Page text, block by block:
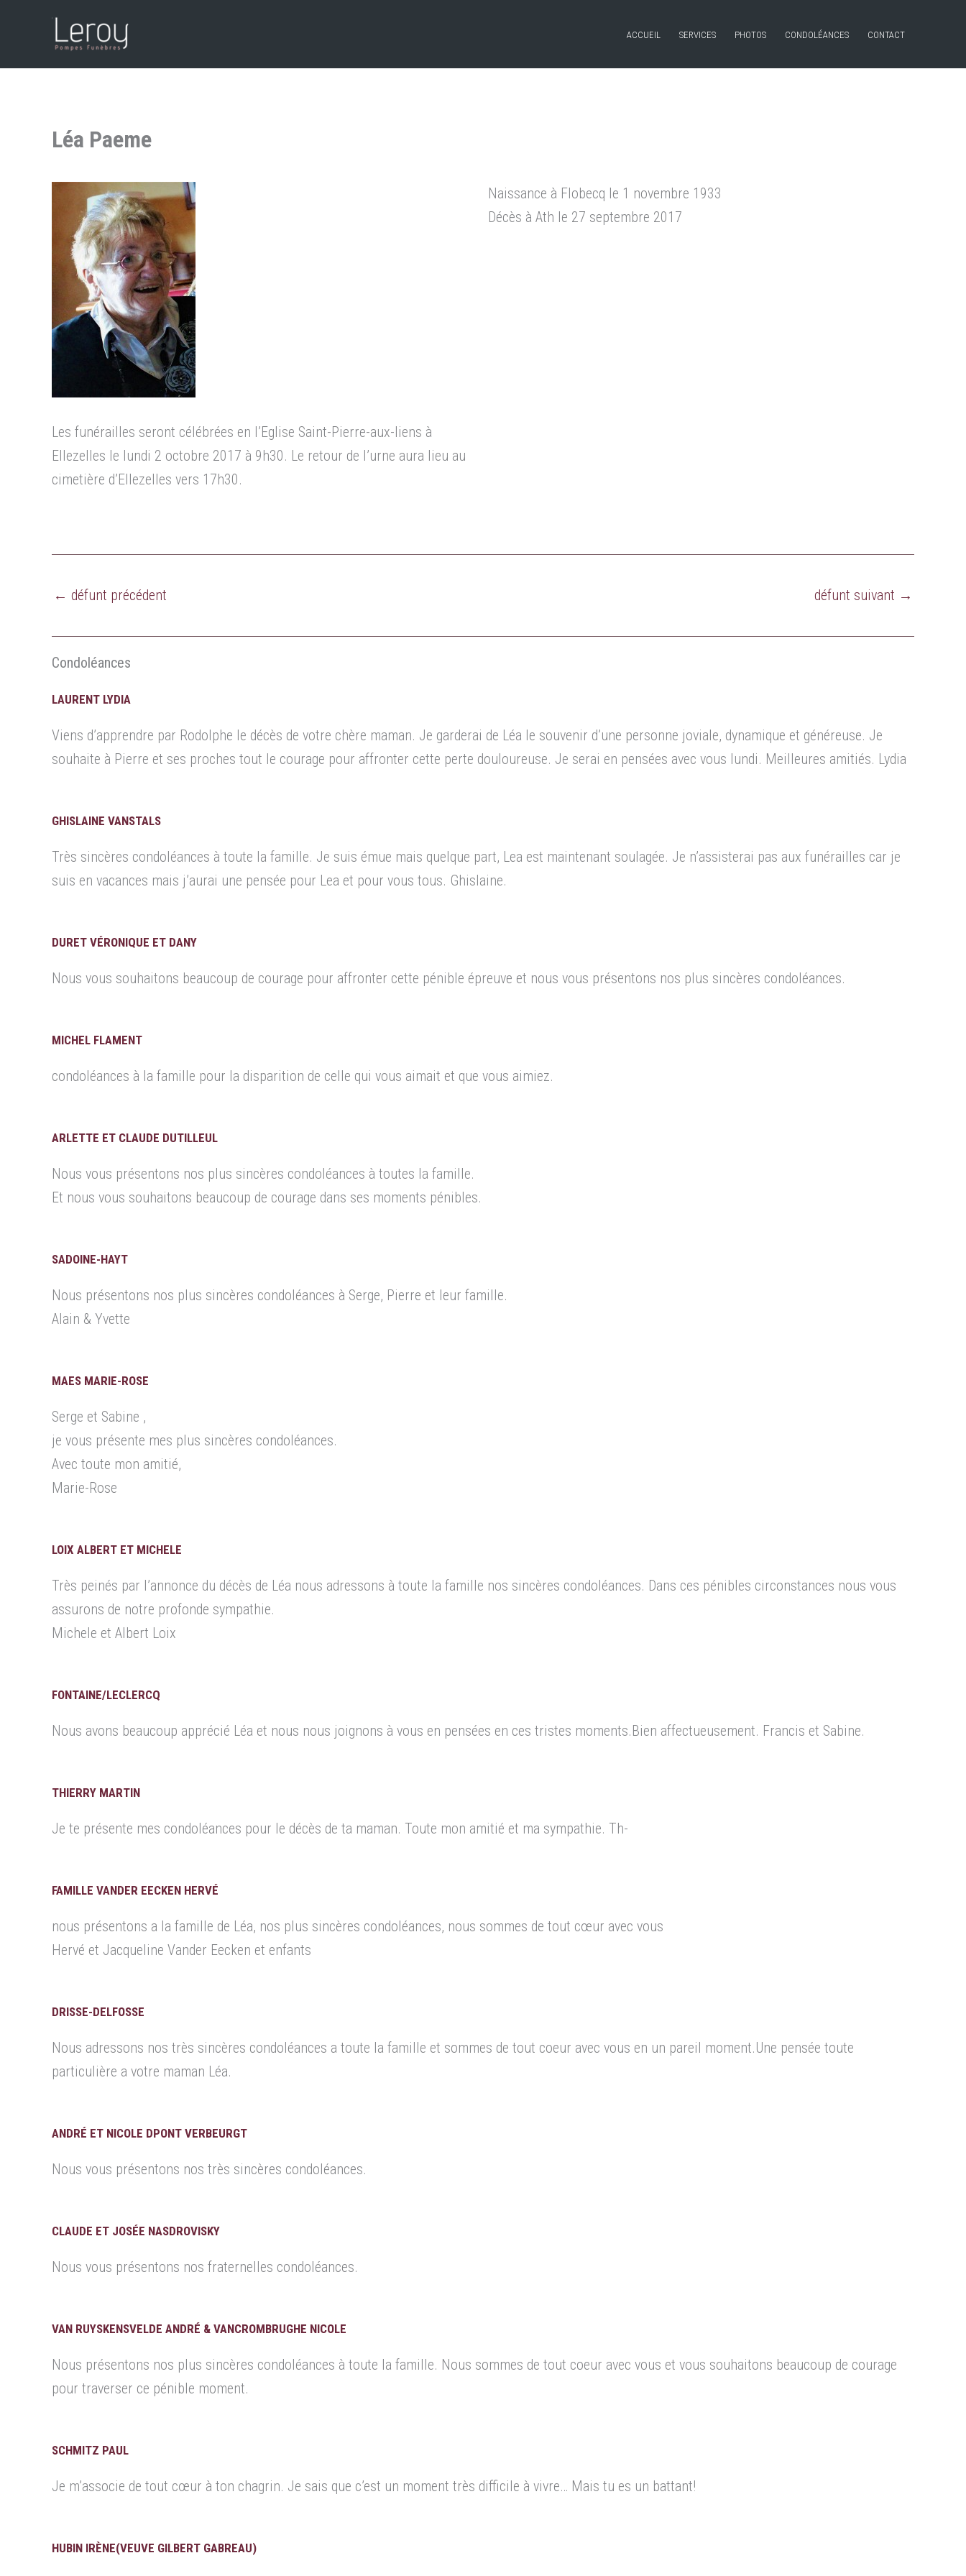
ACCUEIL SERVICES PHOTOS CONDOLÉANCES CONTACT
Léa Paeme
Les funérailles seront célébrées en l’Eglise Saint-Pierre-aux-liens à
Ellezelles le lundi 2 octobre 2017 à 9h30. Le retour de l’urne aura lieu au
cimetière d’Ellezelles vers 17h30.
Naissance à Flobecq le 1 novembre 1933
Décès à Ath le 27 septembre 2017
← défunt précédent défunt suivant →
Condoléances
LAURENT LYDIA
Viens d’apprendre par Rodolphe le décès de votre chère maman. Je garderai de Léa le souvenir d’une personne joviale, dynamique et généreuse. Je
souhaite à Pierre et ses proches tout le courage pour affronter cette perte douloureuse. Je serai en pensées avec vous lundi. Meilleures amitiés. Lydia
GHISLAINE VANSTALS
Très sincères condoléances à toute la famille. Je suis émue mais quelque part, Lea est maintenant soulagée. Je n’assisterai pas aux funérailles car je
suis en vacances mais j’aurai une pensée pour Lea et pour vous tous. Ghislaine.
DURET VÉRONIQUE ET DANY
Nous vous souhaitons beaucoup de courage pour affronter cette pénible épreuve et nous vous présentons nos plus sincères condoléances.
MICHEL FLAMENT
condoléances à la famille pour la disparition de celle qui vous aimait et que vous aimiez.
ARLETTE ET CLAUDE DUTILLEUL
Nous vous présentons nos plus sincères condoléances à toutes la famille.
Et nous vous souhaitons beaucoup de courage dans ses moments pénibles.
SADOINE-HAYT
Nous présentons nos plus sincères condoléances à Serge, Pierre et leur famille.
Alain & Yvette
MAES MARIE-ROSE
Serge et Sabine ,
je vous présente mes plus sincères condoléances.
Avec toute mon amitié,
Marie-Rose
LOIX ALBERT ET MICHELE
Très peinés par l’annonce du décès de Léa nous adressons à toute la famille nos sincères condoléances. Dans ces pénibles circonstances nous vous
assurons de notre profonde sympathie.
Michele et Albert Loix
FONTAINE/LECLERCQ
Nous avons beaucoup apprécié Léa et nous nous joignons à vous en pensées en ces tristes moments.Bien affectueusement. Francis et Sabine.
THIERRY MARTIN
Je te présente mes condoléances pour le décès de ta maman. Toute mon amitié et ma sympathie. Th-
FAMILLE VANDER EECKEN HERVÉ
nous présentons a la famille de Léa, nos plus sincères condoléances, nous sommes de tout cœur avec vous
Hervé et Jacqueline Vander Eecken et enfants
DRISSE-DELFOSSE
Nous adressons nos très sincères condoléances a toute la famille et sommes de tout coeur avec vous en un pareil moment.Une pensée toute
particulière a votre maman Léa.
ANDRÉ ET NICOLE DPONT VERBEURGT
Nous vous présentons nos très sincères condoléances.
CLAUDE ET JOSÉE NASDROVISKY
Nous vous présentons nos fraternelles condoléances.
VAN RUYSKENSVELDE ANDRÉ & VANCROMBRUGHE NICOLE
Nous présentons nos plus sincères condoléances à toute la famille. Nous sommes de tout coeur avec vous et vous souhaitons beaucoup de courage
pour traverser ce pénible moment.
SCHMITZ PAUL
Je m’associe de tout cœur à ton chagrin. Je sais que c’est un moment très difficile à vivre… Mais tu es un battant!
HUBIN IRÈNE(VEUVE GILBERT GABREAU)